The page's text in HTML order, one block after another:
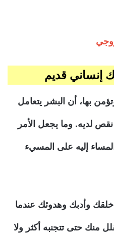
إنساني قديم
بها، أن البشر يتعامل
لديه. وما يجعل الأمر
إليه على المسيء
وأدبك وهدوئك عندما
حتى تتجنبه أكثر ولا